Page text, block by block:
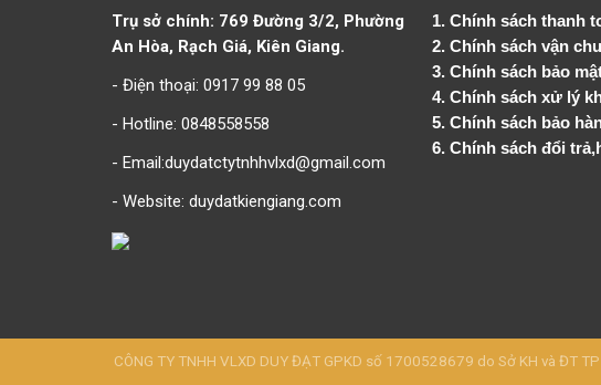
Trụ sở chính: 769 Đường 3/2, Phường
An Hòa, Rạch Giá, Kiên Giang.
- Điện thoại: 0917 99 88 05
- Hotline: 0848558558
- Email:duydatctytnhhvlxd@gmail.com
- Website: duydatkiengiang.com
1.Chính sách thanh
2.Chính sách vận
3. Chính sách bảo
4.Chính sách xử lý
5.Chính sách bảo
6.Chính sách đổi
CÔNG TY TNHH VLXD DUY ĐẠT GPKD số 1700528679 do Sở KH và ĐT